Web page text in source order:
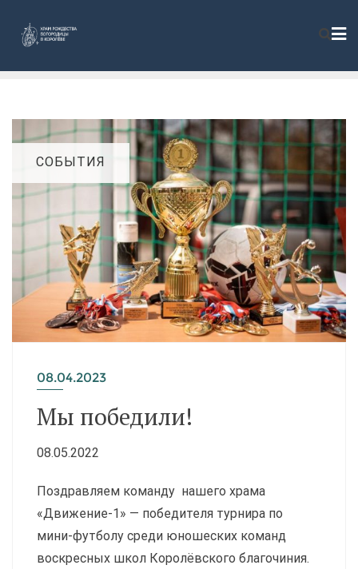
СОБЫТИЯ
08.04.2023
Мы победили!
08.05.2022
Поздравляем команду нашего храма
«Движение-1» — победителя турнира по
мини-футболу среди юношеских команд
воскресных школ Королёвского благочиния.